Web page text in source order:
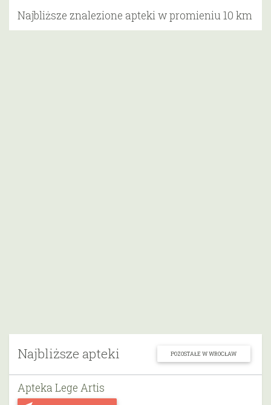
Najbliższe apteki POZOSTAŁE W WROCŁAW
Apteka Lege Artis
Najbliższe znalezione apteki w promieniu 10 km